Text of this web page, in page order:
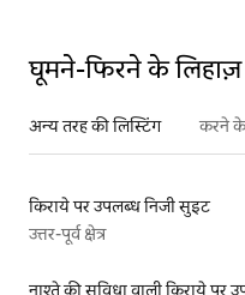
घूमने-फिरने के
अन्य तरह की लिस्टिंग करने
किराये पर उपलब्ध निजी सुइट
उत्तर-पूर्व क्षेत्र